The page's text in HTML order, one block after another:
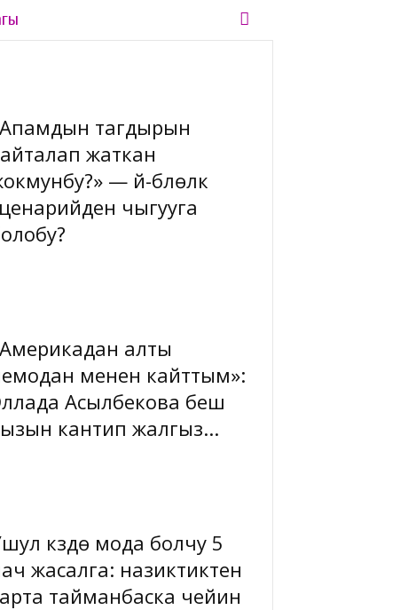
тагдырын
жаткан
— үй-бүлөлүк
чыгууга
алты
менен кайттым»:
Асылбекова беш
кантип жалгыз...
күздө мода болчу 5
жасалга: назиктиктен
тайманбаска чейин